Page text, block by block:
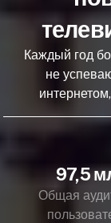
Каждый год
не
97,5
Общая